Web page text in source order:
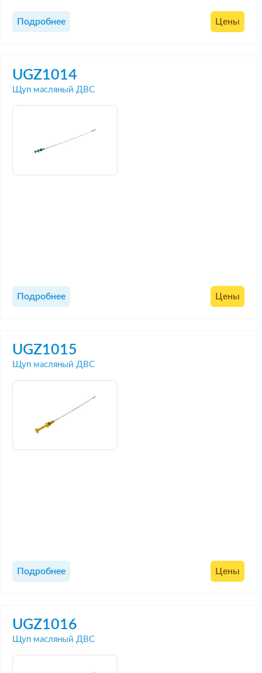
Подробнее Цены
UGZ1014
Щуп масляный ДВС
Подробнее Цены
UGZ1015
Щуп масляный ДВС
Подробнее Цены
UGZ1016
Щуп масляный ДВС